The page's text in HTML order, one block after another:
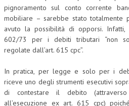
PUBBLICAZIONI
BOLLETTINO FINANZIAMENTI
DOCUMENTI
pignoramento sul conto corrente
mobiliare – sarebbe stato
avuto la possibilità di opporsi.
602/73 per i debiti tributari “non
regolate dall’art. 615 cpc”.
In pratica, per legge e solo per i
riceve uno degli strumenti esecutivi
di contestare il debito
all’esecuzione ex art. 615 cpc)